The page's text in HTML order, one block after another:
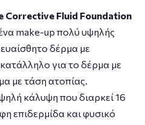
Corrective Fluid Foundation
ένα make-up πολύ υψηλής
δέρμα με
για το δέρμα με
με τάση ατοπίας.
κάλυψη που διαρκεί 16
επιδερμίδα και φυσικό